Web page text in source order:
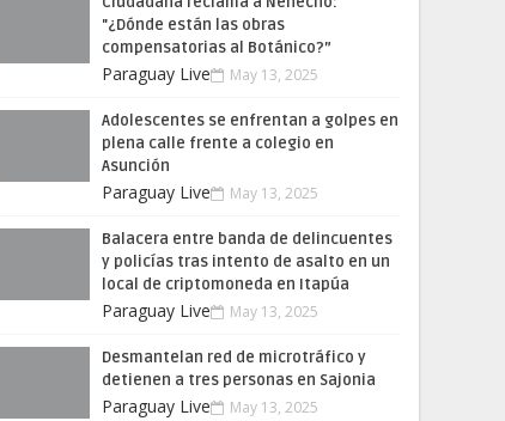
"¿Dónde están las obras
compensatorias al Botánico?”
Paraguay Live May 13, 2025
Adolescentes se enfrentan a golpes en
plena calle frente a colegio en
Asunción
Paraguay Live May 13, 2025
Balacera entre banda de delincuentes
y policías tras intento de asalto en un
local de criptomoneda en Itapúa
Paraguay Live May 13, 2025
Desmantelan red de microtráfico y
detienen a tres personas en Sajonia
Paraguay Live May 13, 2025